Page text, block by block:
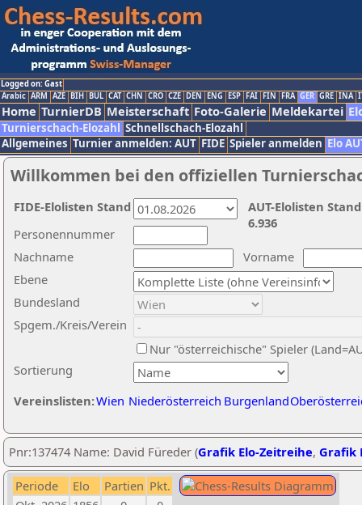
Logged on: Gast
Arabic ARM AZE BIH BUL CAT CHN CRO CZE DEN ENG ESP FAI FIN FRA GER GRE INA
Home TurnierDB Meisterschaft Foto-Galerie Meldekartei
Turnierschach-Elozahl Schnellschach-Elozahl
Allgemeines Turnier anmelden: AUT FIDE Spieler anmelden Elo
Willkommen bei den offiziellen
Nachname
Vorname
Ebene
Sortierung
Personennummer
Bundesland
Spgem./Kreis/Verein
Nur "österreichische" Spieler
Vereinslisten:Wien Niederösterreich Burgenland
AUT-Elolisten
6.936
FIDE-Elolisten Stand
Pnr:137474 Name: David Füreder (Grafik Elo-Zeitreihe, Grafik
Periode Elo Partien Pkt.